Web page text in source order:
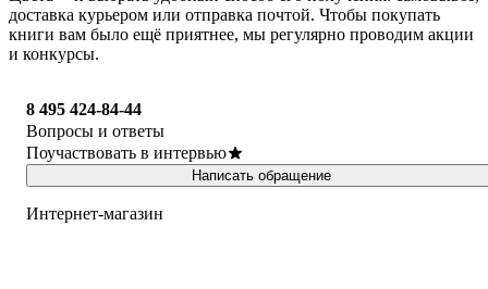
доставка курьером или отправка почтой. Чтобы покупать
книги вам было ещё приятнее, мы регулярно проводим акции
и конкурсы.
8 495 424-84-44
Вопросы и ответы
Поучаствовать в интервью
Написать обращение
Интернет-магазин